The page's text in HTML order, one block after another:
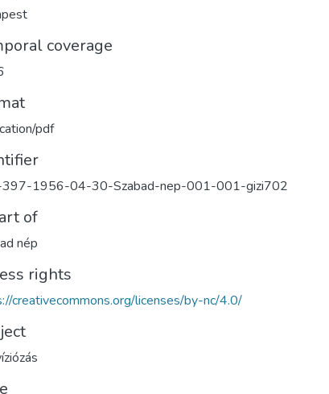
coverage
pdf
1956-04-30-Szabad-nep-001-001-gizi702
of
nép
rights
creativecommons.org/licenses/by-nc/4.0/